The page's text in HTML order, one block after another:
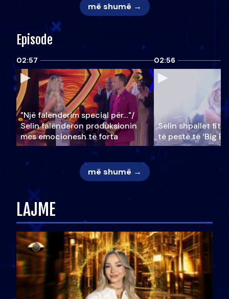
më shumë →
Episode
02:57
"Një falenderim special për…"/
Selin falënderon produksionin
mes emocionesh të forta
02:56
Selin shpallet
të pestë të ‘Big
më shumë →
LAJME